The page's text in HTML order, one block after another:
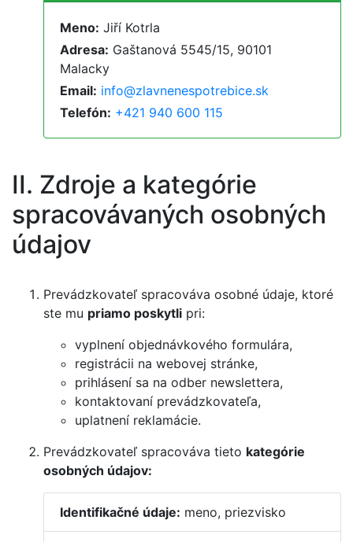
Meno: Jiří Kotrla
Adresa: Gaštanová 5545/15, 90101
Malacky
Email: info@zlavnenespotrebice.sk
Telefón: +421 940 600 115
II. Zdroje a kategórie
spracovávaných osobných
údajov
Prevádzkovateľ spracováva osobné údaje, ktoré
ste mu priamo poskytli pri:
vyplnení objednávkového formulára,
registrácii na webovej stránke,
prihlásení sa na odber newslettera,
kontaktovaní prevádzkovateľa,
uplatnení reklamácie.
Prevádzkovateľ spracováva tieto kategórie
osobných údajov:
Identifikačné údaje: meno, priezvisko